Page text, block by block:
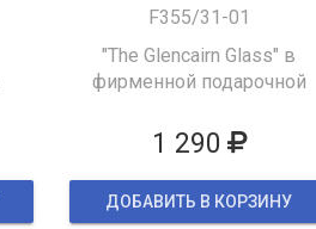
F355/31-01
"The Glencairn Glass" в
фирменной подарочной
1 290
ДОБАВИТЬ В КОРЗИНУ